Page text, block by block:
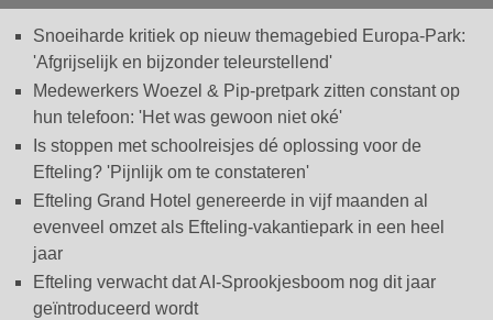
Snoeiharde kritiek op nieuw themagebied Europa-Park:
'Afgrijselijk en bijzonder teleurstellend'
Medewerkers Woezel & Pip-pretpark zitten constant op
hun telefoon: 'Het was gewoon niet oké'
Is stoppen met schoolreisjes dé oplossing voor de
Efteling? 'Pijnlijk om te constateren'
Efteling Grand Hotel genereerde in vijf maanden al
evenveel omzet als Efteling-vakantiepark in een heel
jaar
Efteling verwacht dat AI-Sprookjesboom nog dit jaar
geïntroduceerd wordt